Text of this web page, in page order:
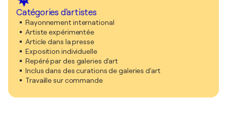
Catégories d'artistes
Rayonnement international
Artiste expérimentée
Article dans la presse
Exposition individuelle
Repéré par des galeries d'art
Inclus dans des curations de galeries d'art
Travaille sur commande